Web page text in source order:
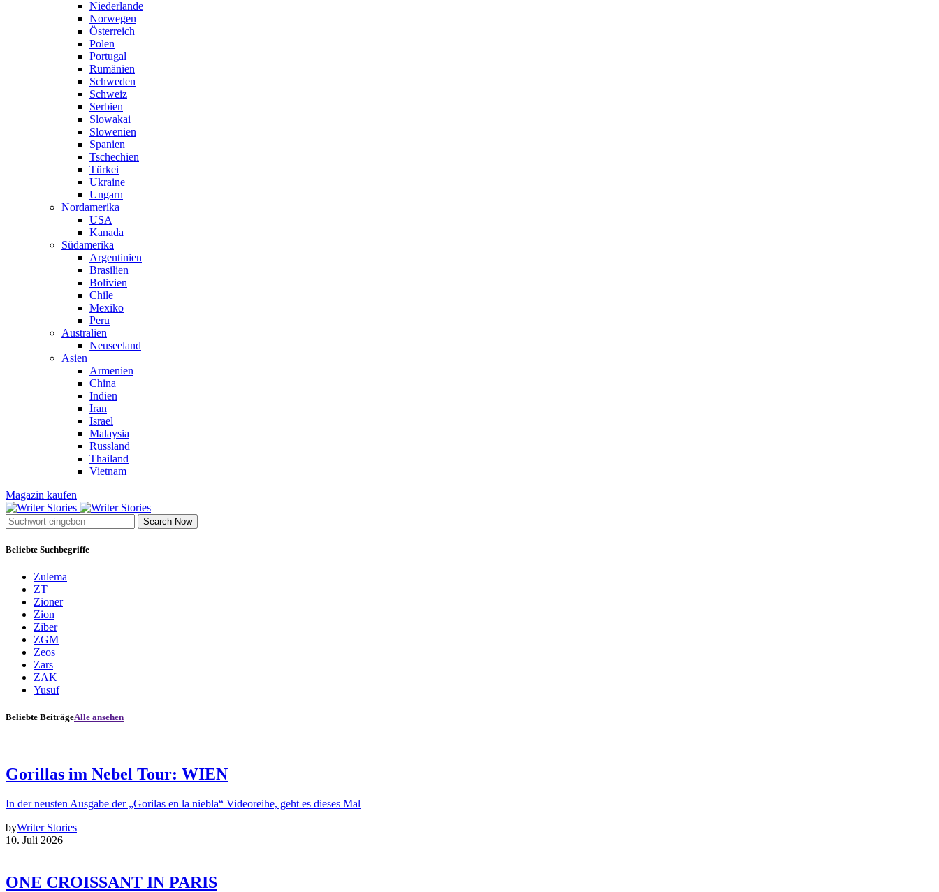
Niederlande
Norwegen
Österreich
Polen
Portugal
Rumänien
Schweden
Schweiz
Serbien
Slowakai
Slowenien
Spanien
Tschechien
Türkei
Ukraine
Ungarn
Nordamerika
USA
Kanada
Südamerika
Argentinien
Brasilien
Bolivien
Chile
Mexiko
Peru
Australien
Neuseeland
Asien
Armenien
China
Indien
Iran
Israel
Malaysia
Russland
Thailand
Vietnam
Magazin kaufen
Search Now
Beliebte Suchbegriffe
Zulema
ZT
Zioner
Zion
Ziber
ZGM
Zeos
Zars
ZAK
Yusuf
Beliebte BeiträgeAlle ansehen
Gorillas im Nebel Tour: WIEN
In der neusten Ausgabe der „Gorilas en la niebla“ Videoreihe, geht es dieses Mal
byWriter Stories
10. Juli 2026
ONE CROISSANT IN PARIS